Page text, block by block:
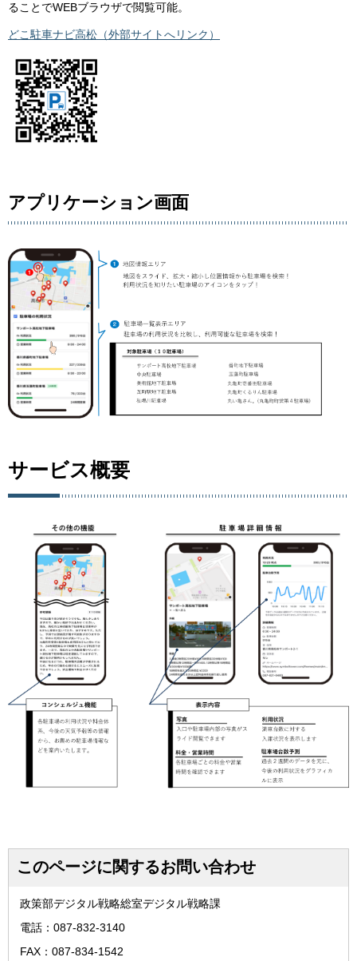
ることでWEBブラウザで閲覧可能。
どこ駐車ナビ高松（外部サイトへリンク）
アプリケーション画面
サービス概要
このページに関するお問い合わせ
政策部デジタル戦略総室デジタル戦略課
電話：087-832-3140
FAX：087-834-1542